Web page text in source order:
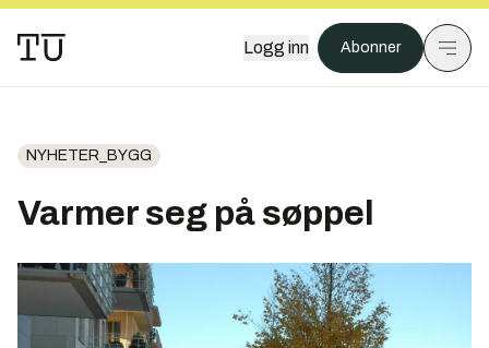
Logg inn Abonner
NYHETER_BYGG
Varmer seg på søppel